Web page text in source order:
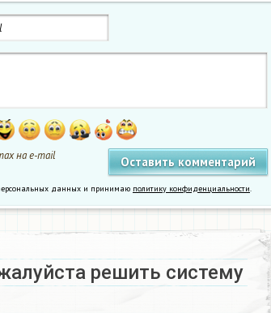
на e-mail
данных и принимаю политику конфиденциальности.
решить систему